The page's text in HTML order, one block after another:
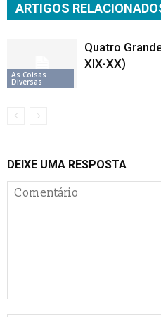
ARTIGOS
As Coisas
Diversas
Quatro
XIX-XX)
DEIXE UMA RESPOSTA